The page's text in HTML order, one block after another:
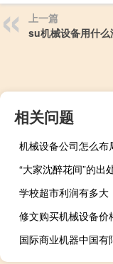
上一篇
su机械设备用什么
相关问题
机械设备公司怎么布
“大家沈醉花间”的出
学校超市利润有多大
修文购买机械设备价
国际商业机器中国有